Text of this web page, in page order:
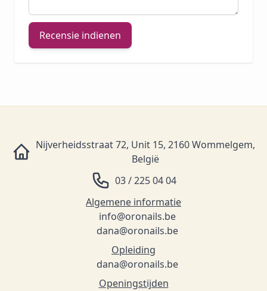
Recensie indienen
Nijverheidsstraat 72, Unit 15, 2160 Wommelgem,
België
03 / 225 04 04
Algemene informatie
info@oronails.be
dana@oronails.be
Opleiding
dana@oronails.be
Openingstijden